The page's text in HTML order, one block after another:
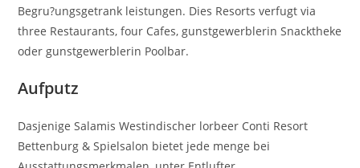
Begru?ungsgetrank leistungen. Dies Resorts verfugt via
three Restaurants, four Cafes, gunstgewerblerin Snacktheke
oder gunstgewerblerin Poolbar.
Aufputz
Dasjenige Salamis Westindischer lorbeer Conti Resort
Bettenburg & Spielsalon bietet jede menge bei